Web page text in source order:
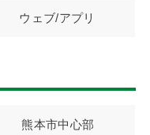
ウェブ/アプリ
熊本市中心部